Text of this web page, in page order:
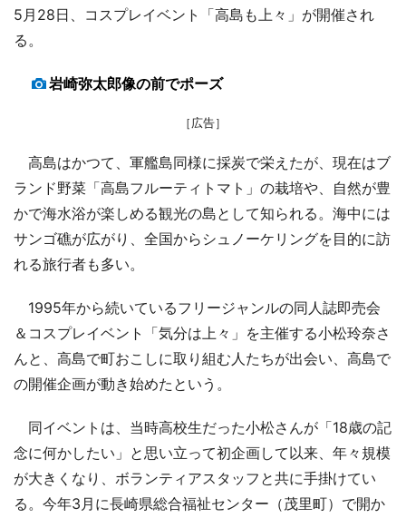
5月28日、コスプレイベント「高島も上々」が開催され
る。
岩崎弥太郎像の前でポーズ
［広告］
高島はかつて、軍艦島同様に採炭で栄えたが、現在はブ
ランド野菜「高島フルーティトマト」の栽培や、自然が豊
かで海水浴が楽しめる観光の島として知られる。海中には
サンゴ礁が広がり、全国からシュノーケリングを目的に訪
れる旅行者も多い。
1995年から続いているフリージャンルの同人誌即売会
＆コスプレイベント「気分は上々」を主催する小松玲奈さ
んと、高島で町おこしに取り組む人たちが出会い、高島で
の開催企画が動き始めたという。
同イベントは、当時高校生だった小松さんが「18歳の記
念に何かしたい」と思い立って初企画して以来、年々規模
が大きくなり、ボランティアスタッフと共に手掛けてい
る。今年3月に長崎県総合福祉センター（茂里町）で開か